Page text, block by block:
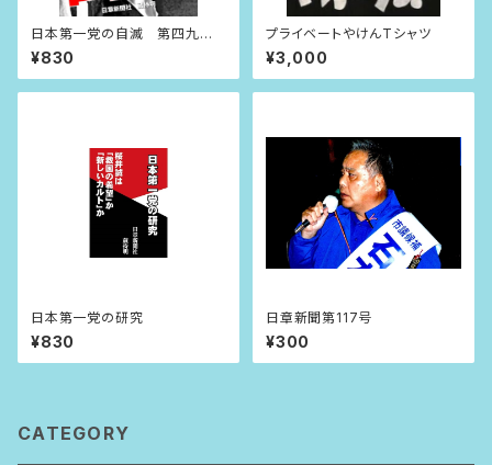
日本第一党の自滅 第四九回
衆議院議員総選挙 桜井誠
日本第一党全員落選の記録
¥830
プライベートやけんTシャツ
¥3,000
日本第一党の研究
¥830
日章新聞第117号
¥300
CATEGORY